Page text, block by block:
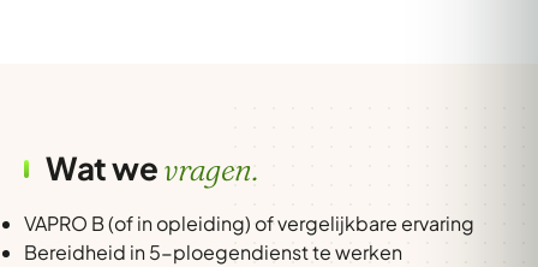
Wat wevragen.
VAPRO B (of in opleiding) of vergelijkbare ervaring
Bereidheid in 5-ploegendienst te werken